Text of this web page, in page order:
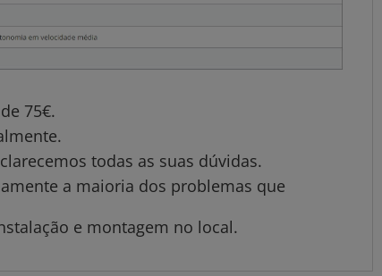
75€.
todas as suas dúvidas.
a maioria dos problemas que
e montagem no local.